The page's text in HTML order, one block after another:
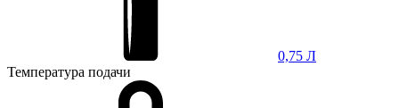
0,75 Л
Температура подачи